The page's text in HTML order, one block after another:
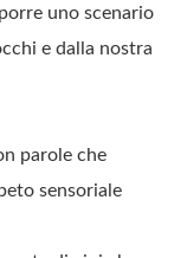
uno scenario
e dalla nostra
parole che
sensoriale